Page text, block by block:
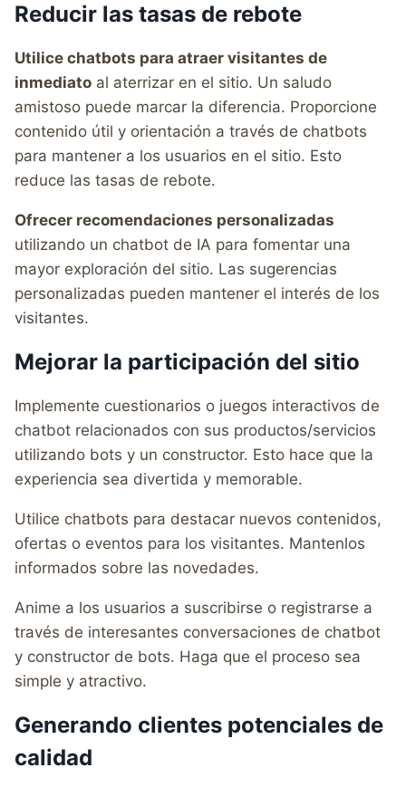
Reducir las tasas de rebote
Utilice chatbots para atraer visitantes de
inmediato al aterrizar en el sitio. Un saludo
amistoso puede marcar la diferencia. Proporcione
contenido útil y orientación a través de chatbots
para mantener a los usuarios en el sitio. Esto
reduce las tasas de rebote.
Ofrecer recomendaciones personalizadas
utilizando un chatbot de IA para fomentar una
mayor exploración del sitio. Las sugerencias
personalizadas pueden mantener el interés de los
visitantes.
Mejorar la participación del sitio
Implemente cuestionarios o juegos interactivos de
chatbot relacionados con sus productos/servicios
utilizando bots y un constructor. Esto hace que la
experiencia sea divertida y memorable.
Utilice chatbots para destacar nuevos contenidos,
ofertas o eventos para los visitantes. Mantenlos
informados sobre las novedades.
Anime a los usuarios a suscribirse o registrarse a
través de interesantes conversaciones de chatbot
y constructor de bots. Haga que el proceso sea
simple y atractivo.
Generando clientes potenciales de
calidad